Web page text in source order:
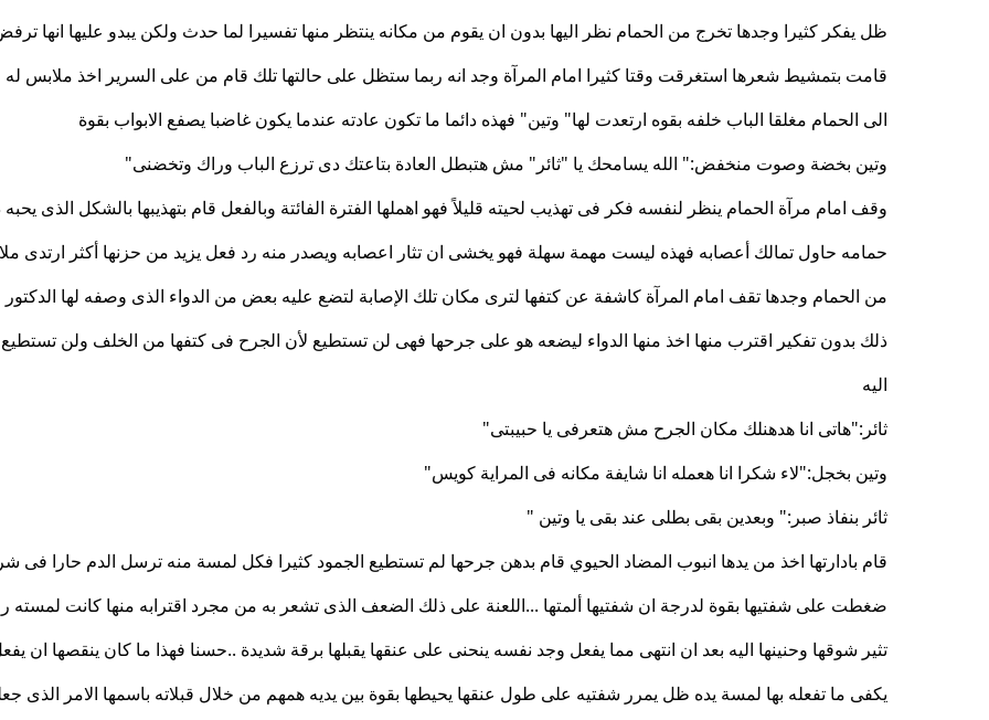
ظل يفكر كثيرا وجدها تخرج من الحمام نظر اليها بدون ان يقوم من مكانه ينتظر منها تفسيرا لما حدث ولكن يبدو عليها انها
قامت بتمشيط شعرها استغرقت وقتا كثيرا امام المرآة وجد انه ربما ستظل على حالتها تلك قام من على السرير اخذ ملابس
الى الحمام مغلقا الباب خلفه بقوه ارتعدت لها" وتين" فهذه دائما ما تكون عادته عندما يكون غاضبا يصفع الابواب بقوة
وتين بخضة وصوت منخفض:" الله يسامحك يا "ثائر" مش هتبطل العادة بتاعتك دى ترزع الباب وراك وتخضنى"
وقف امام مرآة الحمام ينظر لنفسه فكر فى تهذيب لحيته قليلاً فهو اهملها الفترة الفائتة وبالفعل قام بتهذيبها بالشكل الذى يحبه
حمامه حاول تمالك أعصابه فهذه ليست مهمة سهلة فهو يخشى ان تثار اعصابه ويصدر منه رد فعل يزيد من حزنها أكثر ارتدى
من الحمام وجدها تقف امام المرآة كاشفة عن كتفها لترى مكان تلك الإصابة لتضع عليه بعض من الدواء الذى وصفه لها الدكتور
ذلك بدون تفكير اقترب منها اخذ منها الدواء ليضعه هو على جرحها فهى لن تستطيع لأن الجرح فى كتفها من الخلف ولن
اليه
ثائر:"هاتى انا هدهنلك مكان الجرح مش هتعرفى يا حبيبتى"
وتين بخجل:"لاء شكرا انا هعمله انا شايفة مكانه فى المراية كويس"
ثائر بنفاذ صبر:" وبعدين بقى بطلى عند بقى يا وتين "
قام بادارتها اخذ من يدها انبوب المضاد الحيوي قام بدهن جرحها لم تستطيع الجمود كثيرا فكل لمسة منه ترسل الدم حارا فى
ضغطت على شفتيها بقوة لدرجة ان شفتيها ألمتها ...اللعنة على ذلك الضعف الذى تشعر به من مجرد اقترابه منها كانت لمسته
تثير شوقها وحنينها اليه بعد ان انتهى مما يفعل وجد نفسه ينحنى على عنقها يقبلها برقة شديدة ..حسنا فهذا ما كان ينقصها ان
يكفى ما تفعله بها لمسة يده ظل يمرر شفتيه على طول عنقها يحيطها بقوة بين يديه همهم من خلال قبلاته باسمها الامر الذى